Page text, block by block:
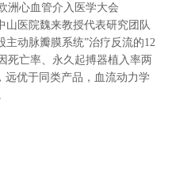
洲心血管介入医学大会
山医院魏来教授代表研究团队
主动脉瓣膜系统”治疗反流的12
死亡率、永久起搏器植入率两
远优于同类产品，血流动力学